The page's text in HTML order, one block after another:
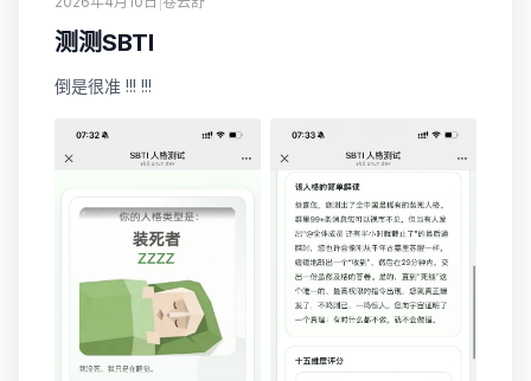
测测SBTI
倒是很准 !!! !!!